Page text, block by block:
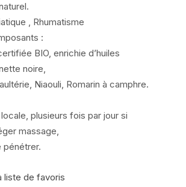
, Rhumatisme
:
BIO, enrichie d’huiles
noire,
Niaouli, Romarin à camphre.
plusieurs fois par jour si
massage,
pénétrer.
liste de favoris